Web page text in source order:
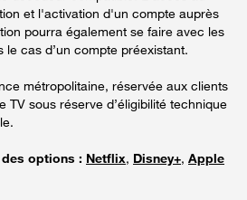
et l'activation d'un compte auprès
pourra également se faire avec les
le cas d’un compte préexistant.
métropolitaine, réservée aux clients
TV sous réserve d’éligibilité technique
options : Netflix, Disney+, Apple